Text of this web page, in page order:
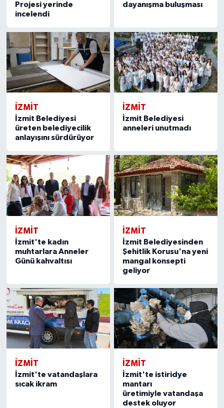
Projesi yerinde
incelendi
dayanışma buluşması
İZMİT
İzmit Belediyesi
üreten belediyecilik
anlayışını sürdürüyor
İZMİT
İzmit Belediyesi
anneleri unutmadı
İZMİT
İzmit'te kadın
muhtarlara Anneler
Günü kahvaltısı
İZMİT
İzmit Belediyesinden
Şehitlik Korusu'na yeni
mangal konsepti
geliyor
İZMİT
İzmit'te vatandaşlara
sıcak ikram
İZMİT
İzmit'te istiridye
mantarı
üretimiyle vatandaşa
destek oluyor